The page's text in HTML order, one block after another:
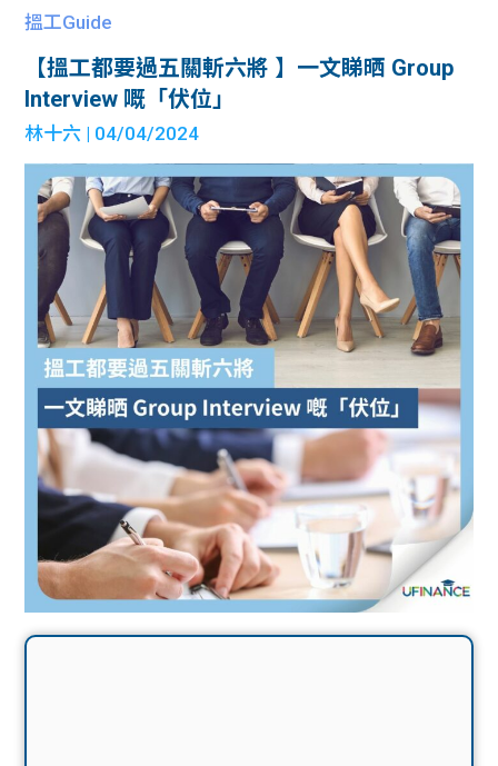
搵工Guide
【搵工都要過五關斬六將 】一文睇晒 Group
Interview 嘅「伏位」
林十六 | 04/04/2024